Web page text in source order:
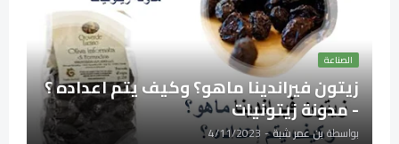
الصناعة
زيتون فيراندينا ماهو؟ وكيف يتم اعداده ؟
- مدونة زيتونيات
بواسطةبن عمر شبة-
4/11/2023